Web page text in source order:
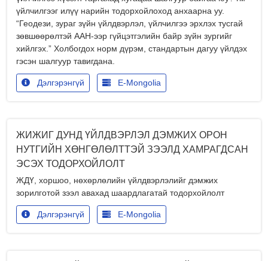
үйлчилгээг илүү нарийн тодорхойлоход анхаарна уу.
“Геодези, зураг зүйн үйлдвэрлэл, үйлчилгээ эрхлэх тусгай
зөвшөөрөлтэй ААН-ээр гүйцэтгэлийн байр зүйн зургийг
хийлгэх.” Холбогдох норм дүрэм, стандартын дагуу үйлдэх
гэсэн шалгуур тавигдана.
Дэлгэрэнгүй E-Mongolia
ЖИЖИГ ДУНД ҮЙЛДВЭРЛЭЛ ДЭМЖИХ ОРОН
НУТГИЙН ХӨНГӨЛӨЛТТЭЙ ЗЭЭЛД ХАМРАГДСАН
ЭСЭХ ТОДОРХОЙЛОЛТ
ЖДҮ, хоршоо, нөхөрлөлийн үйлдвэрлэлийг дэмжих
зорилготой зээл авахад шаардлагатай тодорхойлолт
Дэлгэрэнгүй E-Mongolia